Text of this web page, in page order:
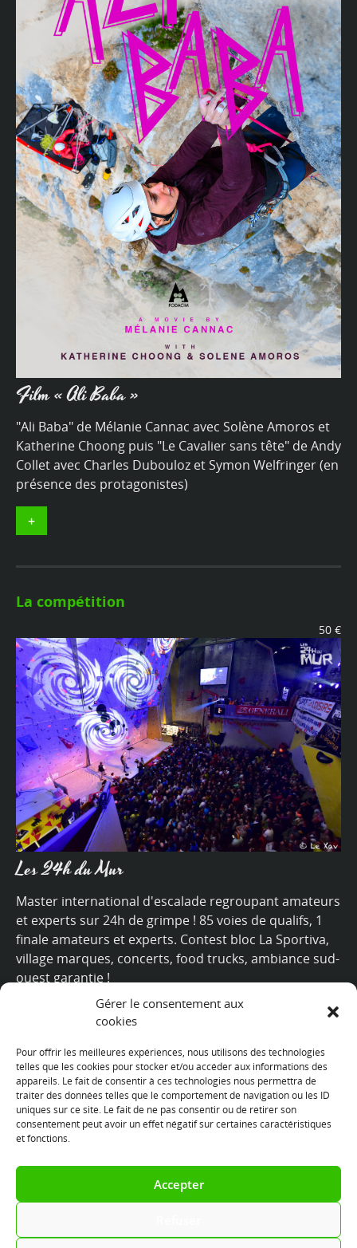
Gérer le consentement aux
cookies
Pour offrir les meilleures expériences, nous utilisons des technologies
telles que les cookies pour stocker et/ou accéder aux informations des
appareils. Le fait de consentir à ces technologies nous permettra de
traiter des données telles que le comportement de navigation ou les ID
uniques sur ce site. Le fait de ne pas consentir ou de retirer son
consentement peut avoir un effet négatif sur certaines caractéristiques
et fonctions.
Accepter
Film « Ali Baba »
"Ali Baba" de Mélanie Cannac avec Solène Amoros et
Katherine Choong puis "Le Cavalier sans tête" de Andy
Collet avec Charles Dubouloz et Symon Welfringer (en
présence des protagonistes)
+
La compétition
50 €
Les 24h du Mur
Master international d'escalade regroupant amateurs
et experts sur 24h de grimpe ! 85 voies de qualifs, 1
finale amateurs et experts. Contest bloc La Sportiva,
village marques, concerts, food trucks, ambiance sud-
ouest garantie !
Nous suivre
© Copyright Les 24 heures du Mur parSOWHAT Factory